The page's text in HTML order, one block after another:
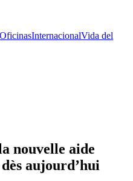
OficinasInternacionalVida del
nouvelle aide
aujourd’hui